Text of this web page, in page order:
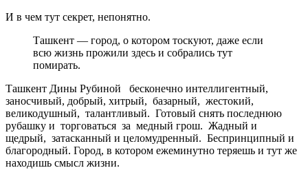
И в чем тут секрет, непонятно.
Ташкент — город, о котором тоскуют, даже если
всю жизнь прожили здесь и собрались тут
помирать.
Ташкент Дины Рубиной бесконечно интеллигентный,
заносчивый, добрый, хитрый, базарный, жестокий,
великодушный, талантливый. Готовый снять последнюю
рубашку и торговаться за медный грош. Жадный и
щедрый, затасканный и целомудренный. Беспринципный и
благородный. Город, в котором ежеминутно теряешь и тут же
находишь смысл жизни.